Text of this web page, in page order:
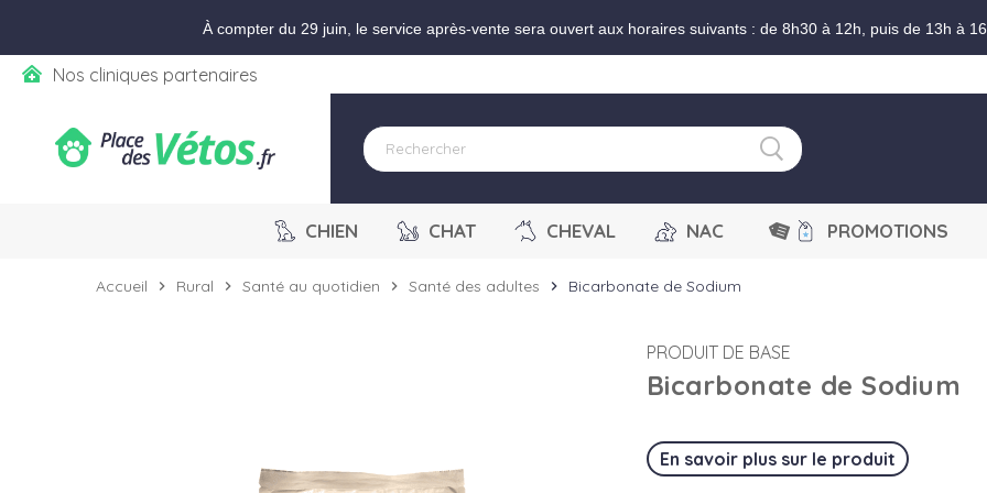
À compter du 29 juin, le service après-vente sera ouvert aux horaires suivants : de 8h30 à 12h, puis de 13h à
Nos cliniques partenaires
CHIEN CHAT CHEVAL NAC PROMOTIONS
Accueil chevron_right Rural chevron_right Santé au quotidien chevron_right Santé des adultes chevron_right Bicarbonate de Sodium
PRODUIT DE BASE
Bicarbonate de Sodium
En savoir plus sur le produit